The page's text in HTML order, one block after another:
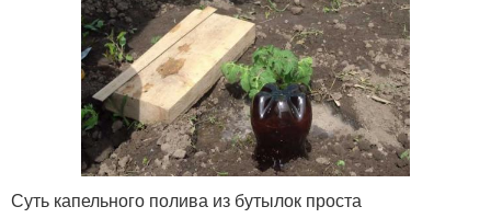
Суть капельного полива из бутылок проста